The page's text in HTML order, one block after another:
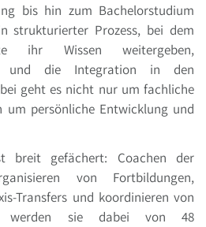
bis hin zum Bachelorstudium
strukturierter Prozess, bei dem
ihr Wissen weitergeben,
und die Integration in den
geht es nicht nur um fachliche
um persönliche Entwicklung und
breit gefächert: Coachen der
von Fortbildungen,
Transfers und koordinieren von
werden sie dabei von 48